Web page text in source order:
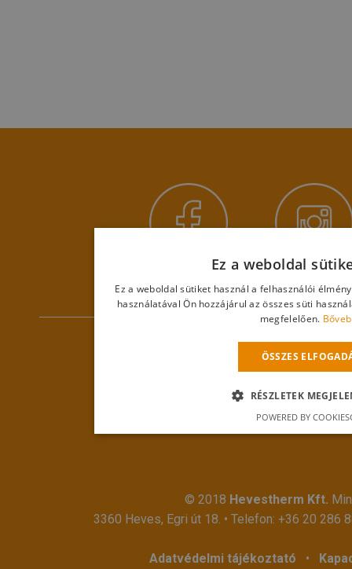
© 2018 Hevestherm Kft.
3360 Heves, Egri út 18. • Telefon: +36 20 286
Adatvédelmi tájékoztató •
Ez a weboldal
Ez a weboldal sütiket használ a felhasználói
használatával Ön hozzájárul az összes süti
megfelelően.
ÖSSZES
RÉSZLETEK
POWERED BY